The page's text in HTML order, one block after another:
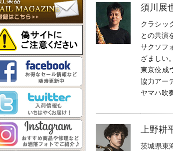
須川展
クラシッ
との共演
サクソフ
ざましい。
東京佼成
協力アー
ヤマハ吹
上野耕
茨城県東